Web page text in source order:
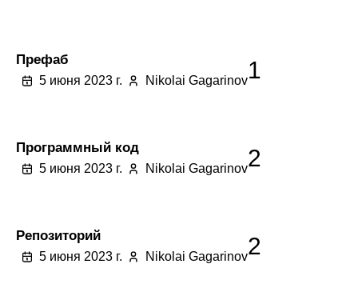
Префаб
5 июня 2023 г. Nikolai Gagarinov1
Программный код
5 июня 2023 г. Nikolai Gagarinov2
Репозиторий
5 июня 2023 г. Nikolai Gagarinov2